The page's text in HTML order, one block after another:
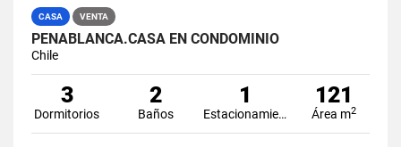
CASA VENTA
PEÑABLANCA.CASA EN CONDOMINIO
Chile
3
Dormitorios
2
Baños
1
Estacionamiento
121
Área m2